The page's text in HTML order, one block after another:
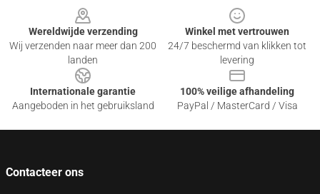
Wereldwijde verzending
Wij verzenden naar meer dan 200
landen
Winkel met vertrouwen
24/7 beschermd van klikken tot
levering
Internationale garantie
Aangeboden in het gebruiksland
100% veilige afhandeling
PayPal / MasterCard / Visa
Contacteer ons